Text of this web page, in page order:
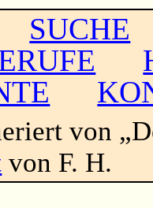
SUCHE
von
von F. H.